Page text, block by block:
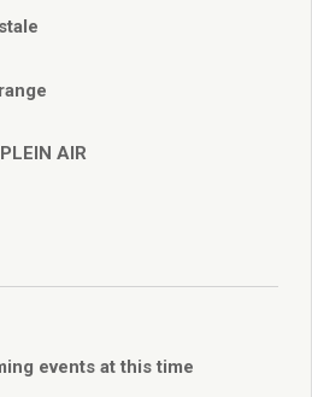
municipal
AIR
events at this time